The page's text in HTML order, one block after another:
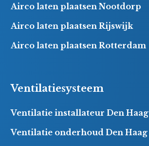
Airco laten plaatsen Nootdorp
Airco laten plaatsen Rijswijk
Airco laten plaatsen Rotterdam
Ventilatiesysteem
Ventilatie installateur Den Haag
Ventilatie onderhoud Den Haag